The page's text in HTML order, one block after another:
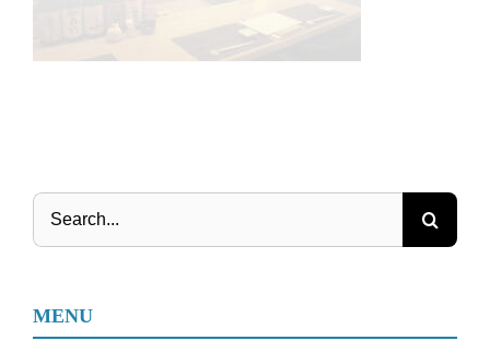
Search
MENU